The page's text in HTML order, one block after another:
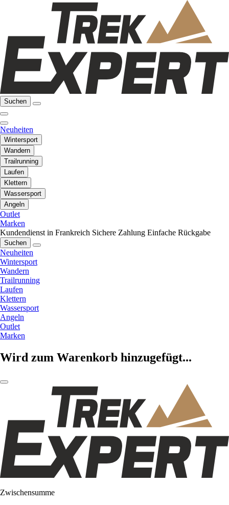
Suchen
Neuheiten
Wintersport
Wandern
Trailrunning
Laufen
Klettern
Wassersport
Angeln
Outlet
Marken
Kundendienst in Frankreich Sichere Zahlung Einfache Rückgabe
Suchen
Neuheiten
Wintersport
Wandern
Trailrunning
Laufen
Klettern
Wassersport
Angeln
Outlet
Marken
Wird zum Warenkorb hinzugefügt...
Zwischensumme